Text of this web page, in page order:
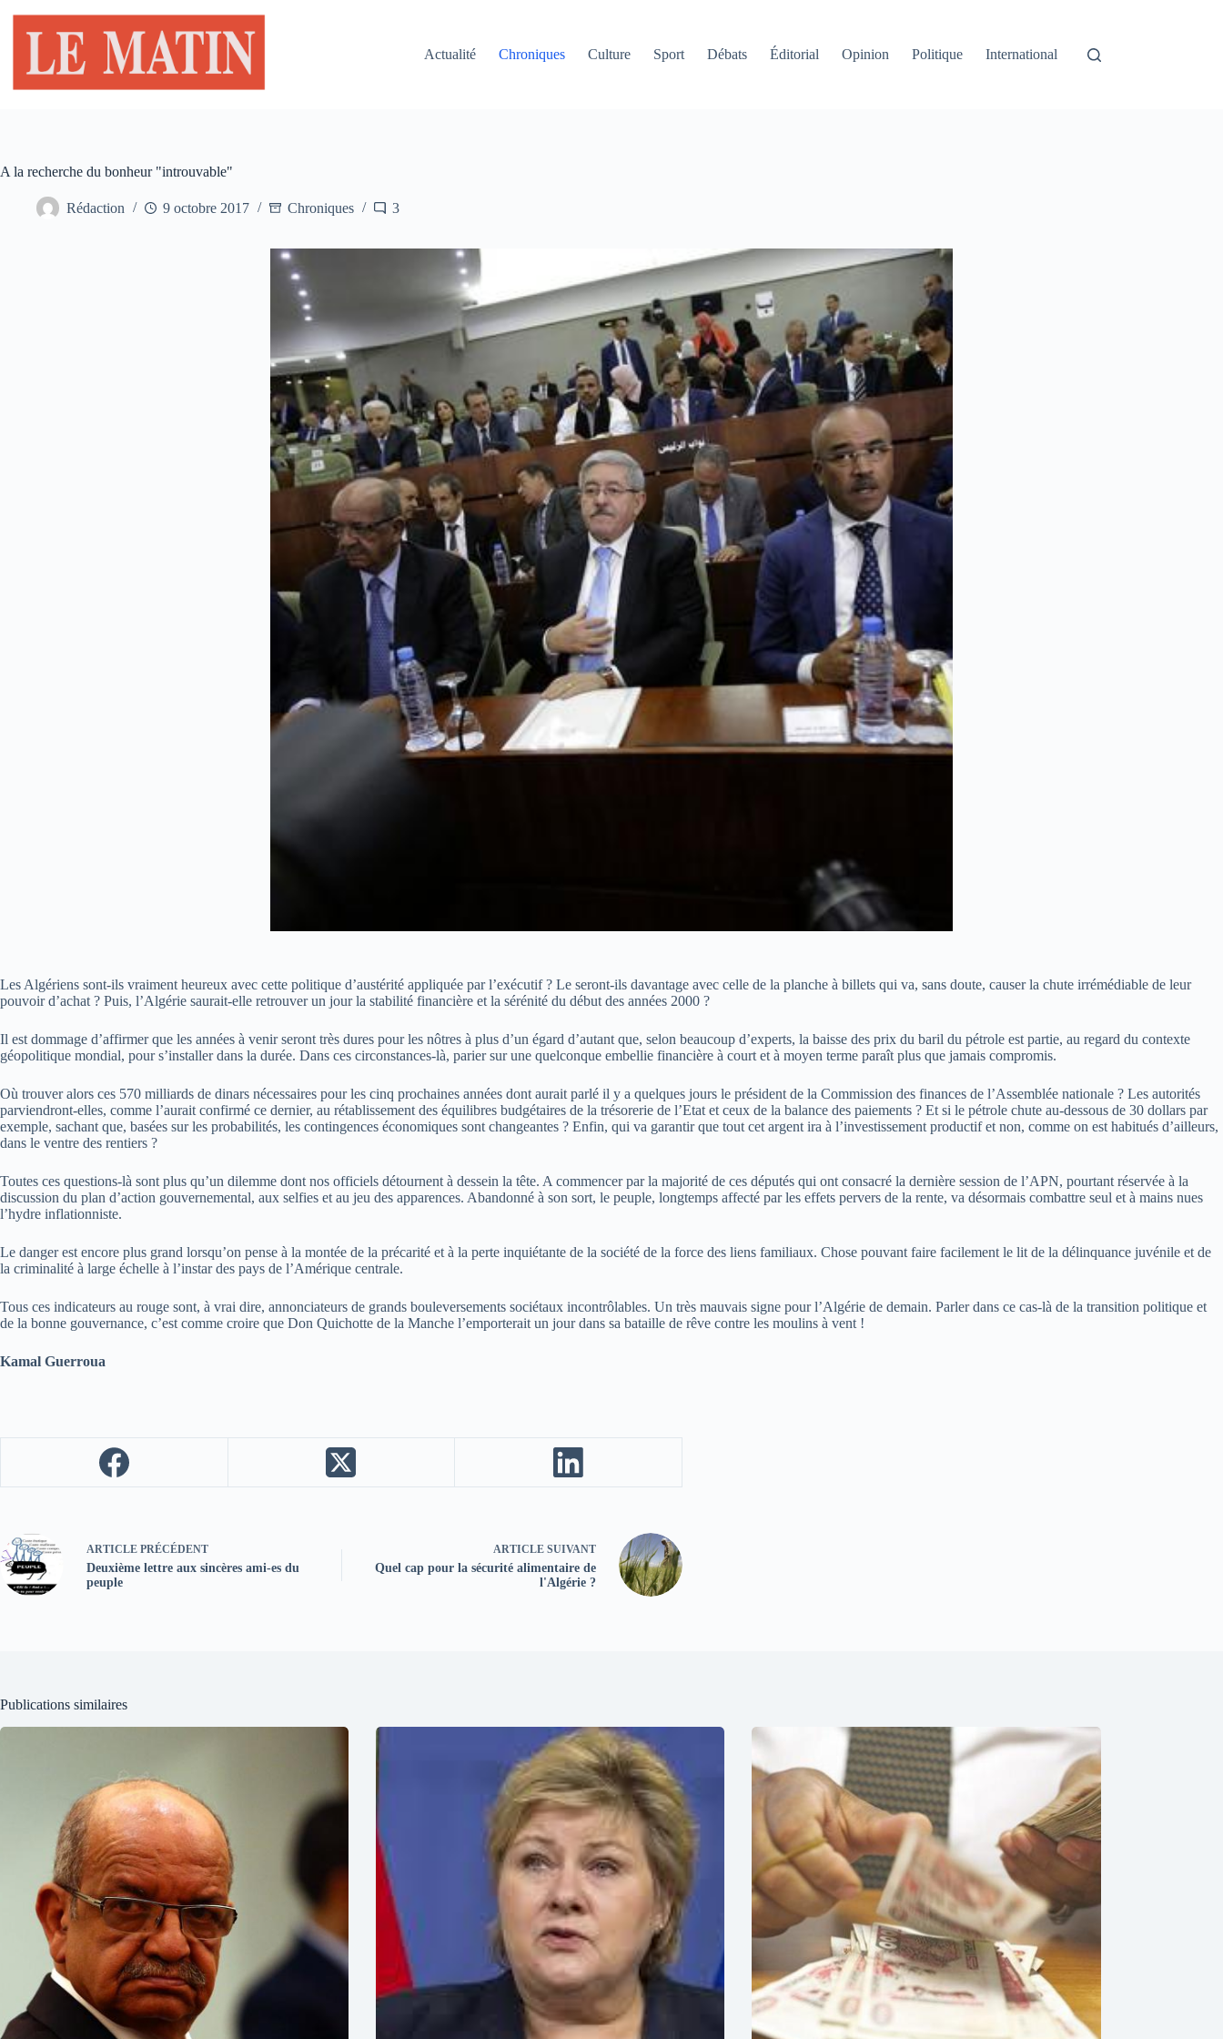
contenu
Actualité
Chroniques Culture Sport Débats Éditorial Opinion Politique International
A la recherche du bonheur "introuvable"
Rédaction 9 octobre 2017 Chroniques 3
Les Algériens sont-ils vraiment heureux avec cette politique d’austérité appliquée par l’exécutif ? Le seront-ils davantage avec celle de la planche à billets qui va, sans doute, causer la chute irrémédiable de leur
pouvoir d’achat ? Puis, l’Algérie saurait-elle retrouver un jour la stabilité financière et la sérénité du début des années 2000 ?
Il est dommage d’affirmer que les années à venir seront très dures pour les nôtres à plus d’un égard d’autant que, selon beaucoup d’experts, la baisse des prix du baril du pétrole est partie, au regard du contexte
géopolitique mondial, pour s’installer dans la durée. Dans ces circonstances-là, parier sur une quelconque embellie financière à court et à moyen terme paraît plus que jamais compromis.
Où trouver alors ces 570 milliards de dinars nécessaires pour les cinq prochaines années dont aurait parlé il y a quelques jours le président de la Commission des finances de l’Assemblée nationale ? Les autorités
parviendront-elles, comme l’aurait confirmé ce dernier, au rétablissement des équilibres budgétaires de la trésorerie de l’Etat et ceux de la balance des paiements ? Et si le pétrole chute au-dessous de 30 dollars par
exemple, sachant que, basées sur les probabilités, les contingences économiques sont changeantes ? Enfin, qui va garantir que tout cet argent ira à l’investissement productif et non, comme on est habitués d’ailleurs,
dans le ventre des rentiers ?
Toutes ces questions-là sont plus qu’un dilemme dont nos officiels détournent à dessein la tête. A commencer par la majorité de ces députés qui ont consacré la dernière session de l’APN, pourtant réservée à la
discussion du plan d’action gouvernemental, aux selfies et au jeu des apparences. Abandonné à son sort, le peuple, longtemps affecté par les effets pervers de la rente, va désormais combattre seul et à mains nues
l’hydre inflationniste.
Le danger est encore plus grand lorsqu’on pense à la montée de la précarité et à la perte inquiétante de la société de la force des liens familiaux. Chose pouvant faire facilement le lit de la délinquance juvénile et de
la criminalité à large échelle à l’instar des pays de l’Amérique centrale.
Tous ces indicateurs au rouge sont, à vrai dire, annonciateurs de grands bouleversements sociétaux incontrôlables. Un très mauvais signe pour l’Algérie de demain. Parler dans ce cas-là de la transition politique et
de la bonne gouvernance, c’est comme croire que Don Quichotte de la Manche l’emporterait un jour dans sa bataille de rêve contre les moulins à vent !
Kamal Guerroua
ARTICLE PRÉCÉDENT
Deuxième lettre aux sincères ami-es du
peuple
ARTICLE SUIVANT
Quel cap pour la sécurité alimentaire de
l'Algérie ?
Publications similaires